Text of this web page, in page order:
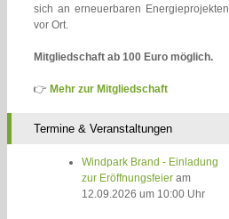
sich an erneuerbaren Energieprojekten
vor Ort.
Mitgliedschaft ab 100 Euro möglich.
👉 Mehr zur Mitgliedschaft
Termine & Veranstaltungen
Windpark Brand - Einladung
zur Eröffnungsfeier am
12.09.2026 um 10:00 Uhr